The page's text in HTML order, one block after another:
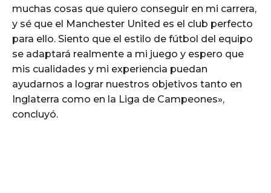
muchas cosas que quiero conseguir en mi carrera,
y sé que el Manchester United es el club perfecto
para ello. Siento que el estilo de fútbol del equipo
se adaptará realmente a mi juego y espero que
mis cualidades y mi experiencia puedan
ayudarnos a lograr nuestros objetivos tanto en
Inglaterra como en la Liga de Campeones»,
concluyó.